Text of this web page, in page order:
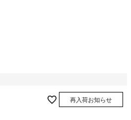
再入荷お知らせ